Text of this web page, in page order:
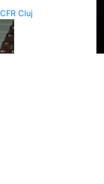
CFR Cluj